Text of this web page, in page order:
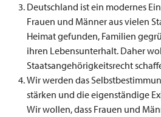
Deutschland ist ein modernes
Frauen und Männer aus vielen
Heimat gefunden, Familien
ihren Lebensunterhalt. Daher
Staatsangehörigkeitsrecht
Wir werden das
stärken und die eigenständige
Wir wollen, dass Frauen und